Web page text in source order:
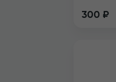
300 ₽